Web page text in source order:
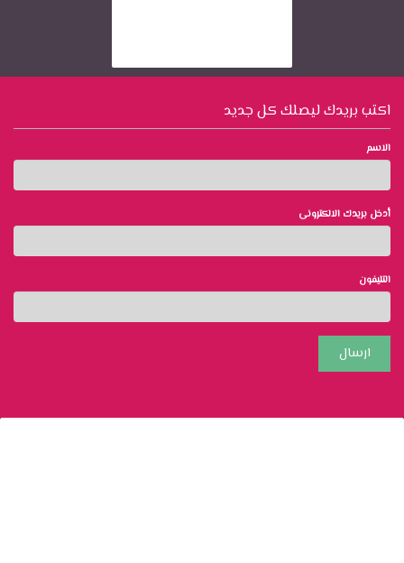
اكتب بريدك ليصلك كل جديد
الاسم
أدخل بريدك الالكترونى
التليفون